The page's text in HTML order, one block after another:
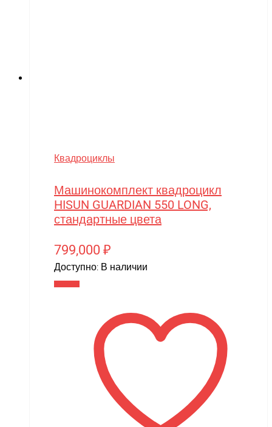
Квадроциклы
Машинокомплект квадроцикл
HISUN GUARDIAN 550 LONG,
стандартные цвета
799,000 ₽
Доступно: В наличии